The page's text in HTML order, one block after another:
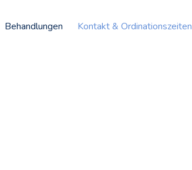
Behandlungen Kontakt & Ordinationszeiten